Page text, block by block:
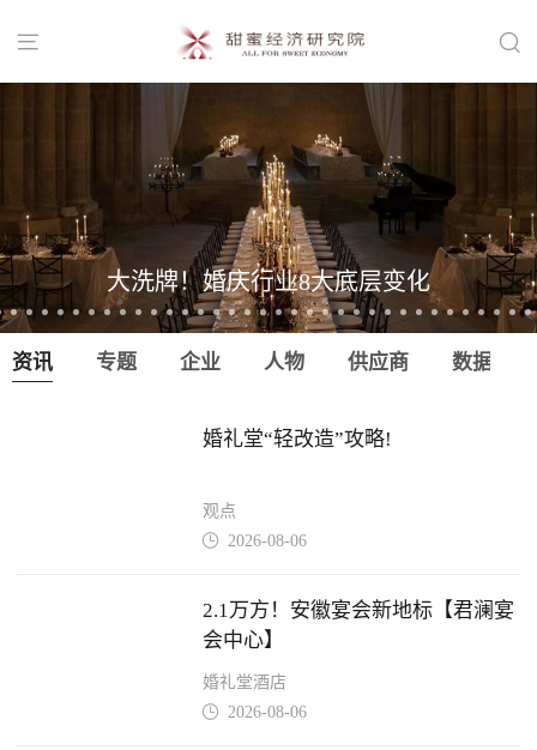
 
大洗牌！婚庆行业8大底层变化
资讯 专题 企业 人物 供应商 数据
婚礼堂“轻改造”攻略!
观点
 2026-08-06
2.1万方！安徽宴会新地标【君澜宴
会中心】
婚礼堂酒店
 2026-08-06